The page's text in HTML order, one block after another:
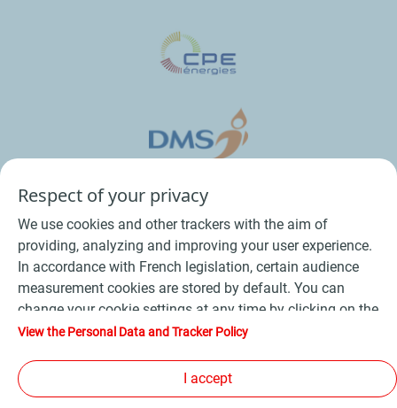
Conditions Générales de Vente Bois
Conditions Générales d’Utilisation
Respect of your privacy
We use cookies and other trackers with the aim of
providing, analyzing and improving your user experience.
In accordance with French legislation, certain audience
measurement cookies are stored by default. You can
change your cookie settings at any time by clicking on the
"Manage my cookies" button. By clicking on the "Accept"
device. If you click on "Decline", only the technical cookies
required for the site to function correctly will be used. For
View the Personal Data and Tracker Policy
I accept